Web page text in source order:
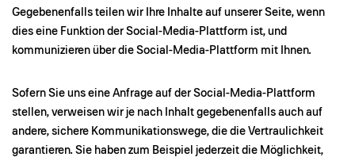
Gegebenenfalls teilen wir Ihre Inhalte auf unserer Seite, wenn
dies eine Funktion der Social-Media-Plattform ist, und
kommunizieren über die Social-Media-Plattform mit Ihnen.
Sofern Sie uns eine Anfrage auf der Social-Media-Plattform
stellen, verweisen wir je nach Inhalt gegebenenfalls auch auf
andere, sichere Kommunikationswege, die die Vertraulichkeit
garantieren. Sie haben zum Beispiel jederzeit die Möglichkeit,